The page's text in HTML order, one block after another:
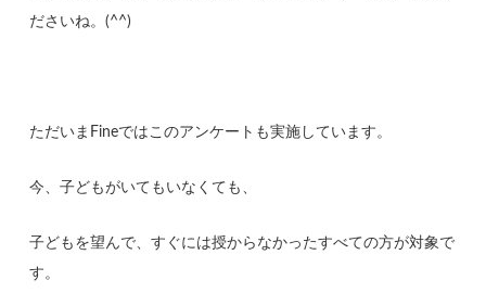
ださいね。(^^)
ただいまFineではこのアンケートも実施しています。
今、子どもがいてもいなくても、
子どもを望んで、すぐには授からなかったすべての方が対象で
す。